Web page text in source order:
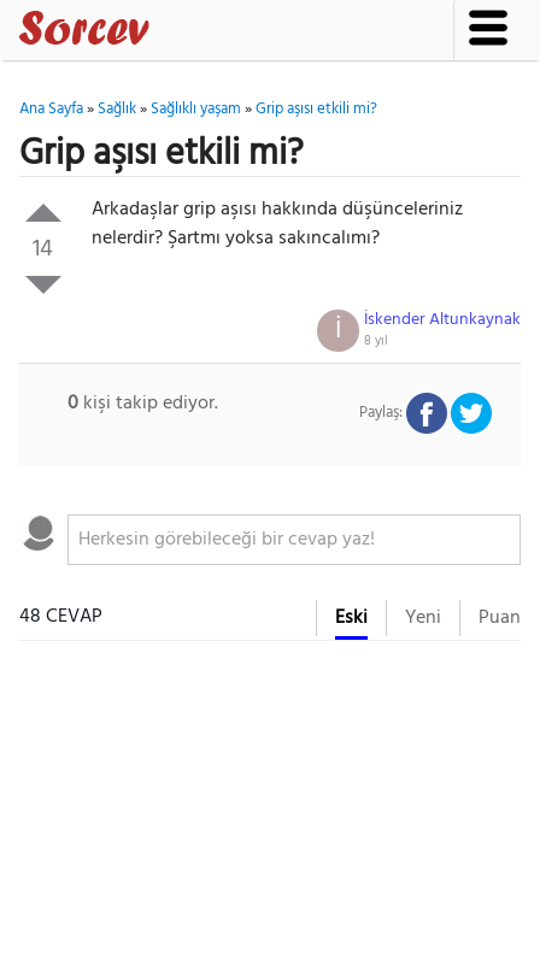
Ana Sayfa»Sağlık»Sağlıklı yaşam»Grip aşısı etkili mi?
Grip aşısı etkili mi?
14
Arkadaşlar grip aşısı hakkında düşünceleriniz
nelerdir? Şartmı yoksa sakıncalımı?
İskender Altunkaynak
8 yıl
İ
0kişi takip ediyor. Paylaş:
48 CEVAP Eski Yeni Puan